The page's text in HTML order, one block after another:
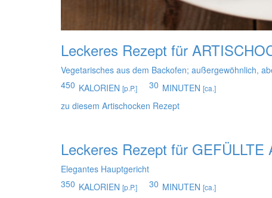
Leckeres Rezept für
Vegetarisches aus dem Backofen; außergewöhnlich,
450 KALORIEN [p.P.] 30 MINUTEN [ca.]
zu diesem Artischocken Rezept
Leckeres Rezept für GEFÜLLTE
Elegantes Hauptgericht
350 KALORIEN [p.P.] 30 MINUTEN [ca.]